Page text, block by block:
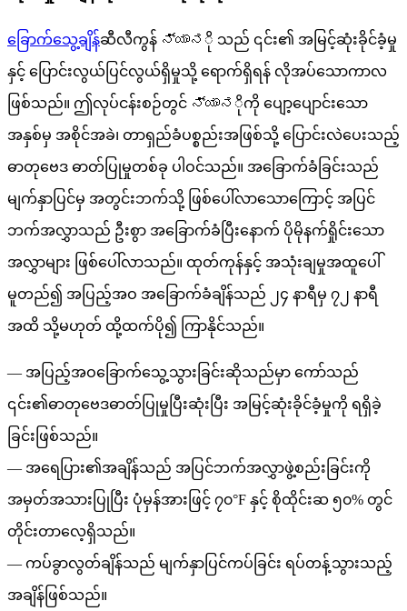
ခြောက်သွေ့ချိန်ဆီလီကွန် ನ್ಯಾನို သည် ၎င်း၏ အမြင့်ဆုံးခိုင်ခံ့မှု
နှင့် ပြောင်းလွယ်ပြင်လွယ်ရှိမှုသို့ ရောက်ရှိရန် လိုအပ်သောကာလ
ဖြစ်သည်။ ဤလုပ်ငန်းစဉ်တွင် ನ್ಯಾನိုကို ပျော့ပျောင်းသော
အနှစ်မှ အစိုင်အခဲ၊ တာရှည်ခံပစ္စည်းအဖြစ်သို့ ပြောင်းလဲပေးသည့်
ဓာတုဗေဒ ဓာတ်ပြုမှုတစ်ခု ပါဝင်သည်။ အခြောက်ခံခြင်းသည်
မျက်နှာပြင်မှ အတွင်းဘက်သို့ ဖြစ်ပေါ်လာသောကြောင့် အပြင်
ဘက်အလွှာသည် ဦးစွာ အခြောက်ခံပြီးနောက် ပိုမိုနက်ရှိုင်းသော
အလွှာများ ဖြစ်ပေါ်လာသည်။ ထုတ်ကုန်နှင့် အသုံးချမှုအထူပေါ်
မူတည်၍ အပြည့်အဝ အခြောက်ခံချိန်သည် ၂၄ နာရီမှ ၇၂ နာရီ
အထိ သို့မဟုတ် ထို့ထက်ပို၍ ကြာနိုင်သည်။
— အပြည့်အဝခြောက်သွေ့သွားခြင်းဆိုသည်မှာ ကော်သည်
၎င်း၏ဓာတုဗေဒဓာတ်ပြုမှုပြီးဆုံးပြီး အမြင့်ဆုံးခိုင်ခံ့မှုကို ရရှိခဲ့
ခြင်းဖြစ်သည်။
— အရေပြား၏အချိန်သည် အပြင်ဘက်အလွှာဖွဲ့စည်းခြင်းကို
အမှတ်အသားပြုပြီး ပုံမှန်အားဖြင့် ၇၀°F နှင့် စိုထိုင်းဆ ၅၀% တွင်
တိုင်းတာလေ့ရှိသည်။
— ကပ်ခွာလွတ်ချိန်သည် မျက်နှာပြင်ကပ်ခြင်း ရပ်တန့်သွားသည့်
အချိန်ဖြစ်သည်။